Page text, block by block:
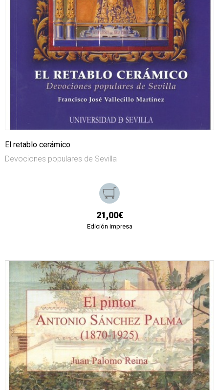
El retablo cerámico
Devociones populares de Sevilla
21,00€
Edición impresa